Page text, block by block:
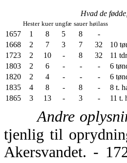
Hvad de
Hester kuer ungfæ sauer høilass
1657 1 8 5 8 -
1668
2 7 3 7 32
10
1723
2 10 - 8 32
11
1803
2 6 - - -
6
1820
2 4 - - -
6
1835
4 8 - 8 -
8 t.
1865
3 13 - 3 - 11 t.
Andre
tjenlig til
Akersvandet. -